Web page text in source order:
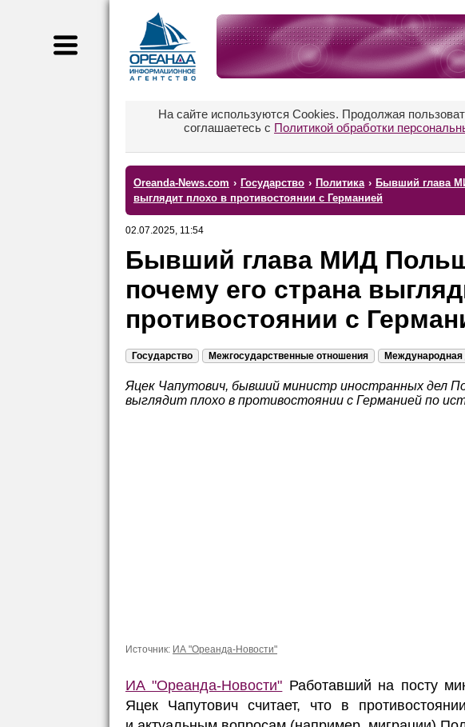
На сайте используются Cookies. Продолжая
соглашаетесь с Политикой обработки
Oreanda-News.com › Государство › Политика › Бывший глава
выглядит плохо в противостоянии с Германией
02.07.2025, 11:54
Бывший глава МИД
почему его страна
противостоянии с
Государство Межгосударственные отношения Международная
Яцек Чапутович, бывший министр иностранных дел
выглядит плохо в противостоянии с Германией по
Источник: ИА "Ореанда-Новости"
ИА "Ореанда-Новости" Работавший на посту
Яцек Чапутович считает, что в